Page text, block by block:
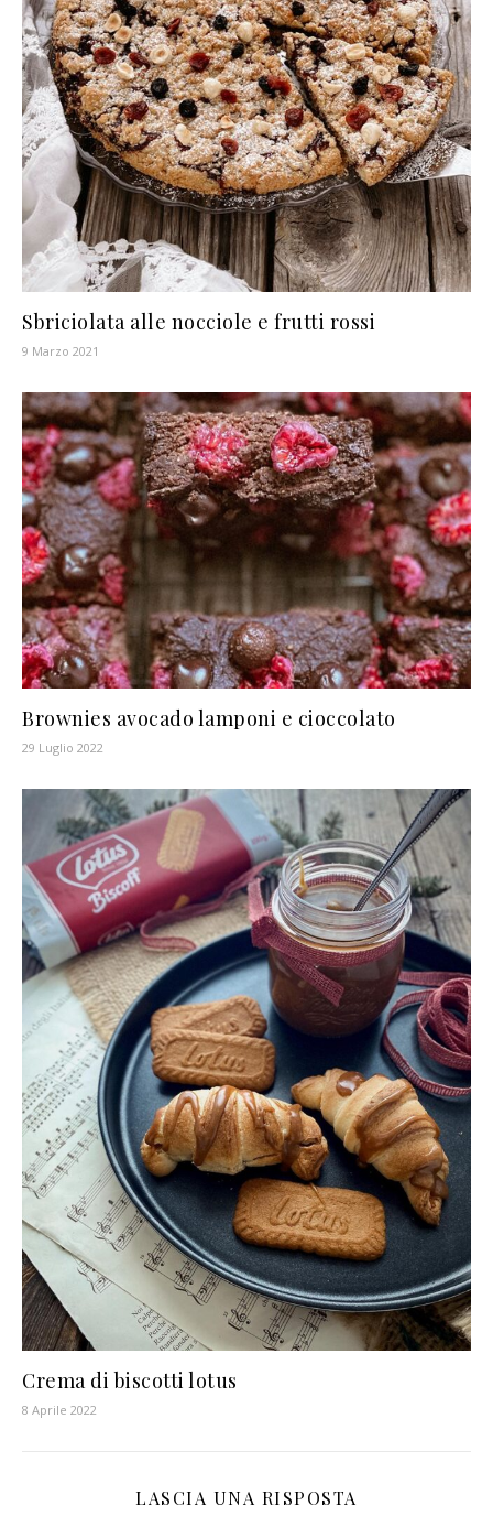
Sbriciolata alle nocciole e frutti rossi
9 Marzo 2021
Brownies avocado lamponi e cioccolato
29 Luglio 2022
Crema di biscotti lotus
8 Aprile 2022
LASCIA UNA RISPOSTA